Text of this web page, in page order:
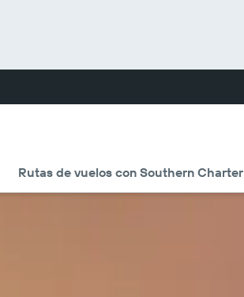
Rutas de vuelos con Southern Charter